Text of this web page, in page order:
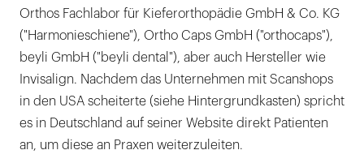
Orthos Fachlabor für Kieferorthopädie GmbH & Co. KG
("Harmonieschiene"), Ortho Caps GmbH ("orthocaps"),
beyli GmbH ("beyli dental"), aber auch Hersteller wie
Invisalign. Nachdem das Unternehmen mit Scanshops
in den USA scheiterte (siehe Hintergrundkasten) spricht
es in Deutschland auf seiner Website direkt Patienten
an, um diese an Praxen weiterzuleiten.